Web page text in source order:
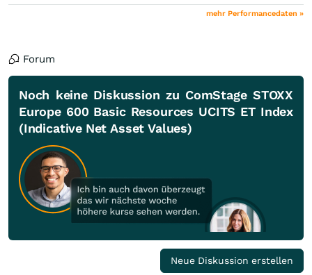
mehr Performancedaten »
Forum
Noch keine Diskussion zu ComStage STOXX
Europe 600 Basic Resources UCITS ET Index
(Indicative Net Asset Values)
Neue Diskussion erstellen